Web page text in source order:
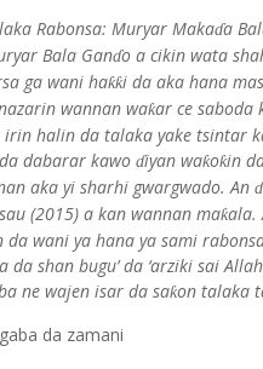
Rabonsa: Muryar Makaɗa
Bala Ganɗo a cikin wata
ga wani haƙƙi da aka hana
wannan waƙar ce saboda
halin da talaka yake tsintar
dabarar kawo ɗiyan waƙoƙin
aka yi sharhi gwargwado. An ɗ
(2015) a kan wannan maƙala.
wani ya hana ya sami
shan bugu’ da ‘arziki sai
ne wajen isar da saƙon talaka
da zamani